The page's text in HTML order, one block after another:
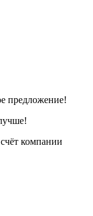
предложение!
компании